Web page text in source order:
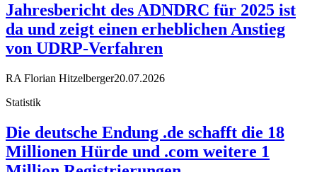
Jahresbericht des ADNDRC für 2025 ist
da und zeigt einen erheblichen Anstieg
von UDRP-Verfahren
RA Florian Hitzelberger20.07.2026
Statistik
Die deutsche Endung .de schafft die 18
Millionen Hürde und .com weitere 1